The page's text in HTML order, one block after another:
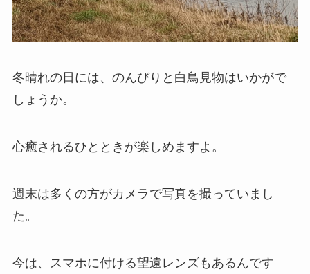
冬晴れの日には、のんびりと白鳥見物はいかがで
しょうか。
心癒されるひとときが楽しめますよ。
週末は多くの方がカメラで写真を撮っていまし
た。
今は、スマホに付ける望遠レンズもあるんです